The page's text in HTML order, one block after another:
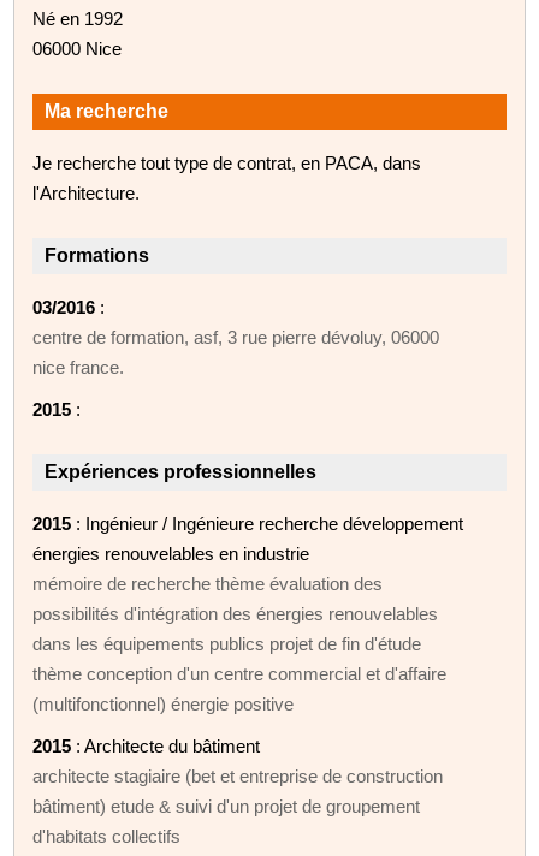
Né en 1992
06000 Nice
Ma recherche
Je recherche tout type de contrat, en PACA, dans
l'Architecture.
Formations
03/2016 :
centre de formation, asf, 3 rue pierre dévoluy, 06000
nice france.
2015 :
Expériences professionnelles
2015 : Ingénieur / Ingénieure recherche développement
énergies renouvelables en industrie
mémoire de recherche thème évaluation des
possibilités d'intégration des énergies renouvelables
dans les équipements publics projet de fin d'étude
thème conception d'un centre commercial et d'affaire
(multifonctionnel) énergie positive
2015 : Architecte du bâtiment
architecte stagiaire (bet et entreprise de construction
bâtiment) etude & suivi d'un projet de groupement
d'habitats collectifs